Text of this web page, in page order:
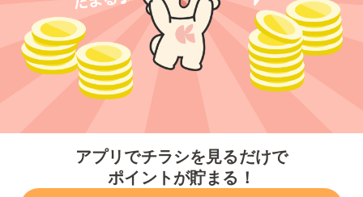
アプリでチラシを見るだけで
ポイントが貯まる！